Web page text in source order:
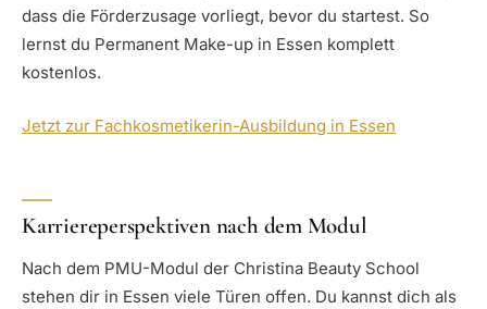
dass die Förderzusage vorliegt, bevor du startest. So
lernst du Permanent Make-up in Essen komplett
kostenlos.
Jetzt zur Fachkosmetikerin-Ausbildung in Essen
Karriereperspektiven nach dem Modul
Nach dem PMU-Modul der Christina Beauty School
stehen dir in Essen viele Türen offen. Du kannst dich als